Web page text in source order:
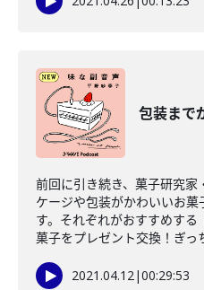
包装まで
前回に引き続き、菓子研究家
ケージや包装がかわいいお
す。それぞれがおすすめす
菓子をプレゼント交換！ぎっ
2021.04.12|00:29:53